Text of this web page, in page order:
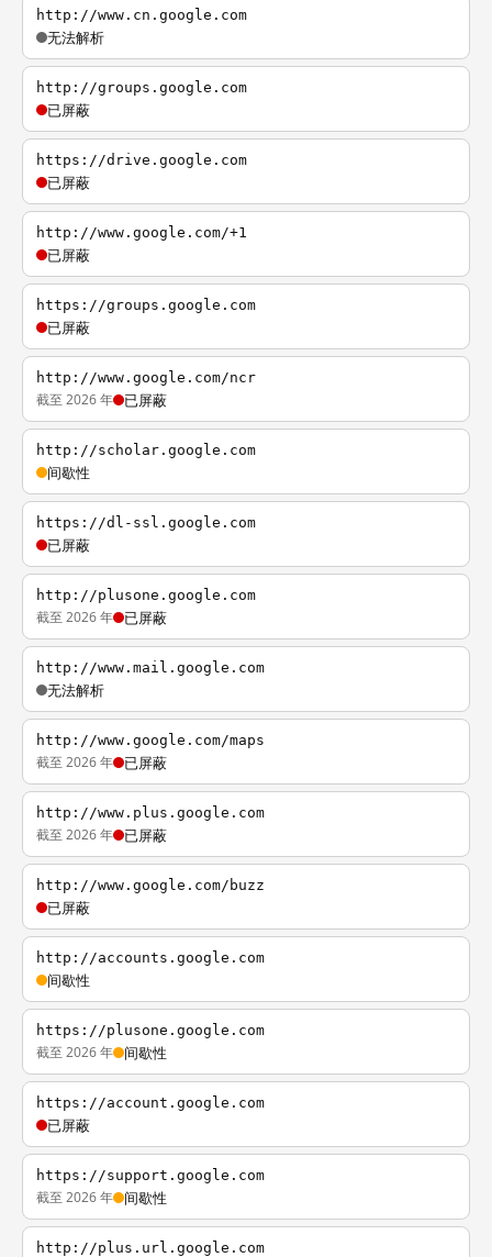
http://www.cn.google.com
无法解析
http://groups.google.com
已屏蔽
https://drive.google.com
已屏蔽
http://www.google.com/+1
已屏蔽
https://groups.google.com
已屏蔽
http://www.google.com/ncr
截至 2026 年 已屏蔽
http://scholar.google.com
间歇性
https://dl-ssl.google.com
已屏蔽
http://plusone.google.com
截至 2026 年 已屏蔽
http://www.mail.google.com
无法解析
http://www.google.com/maps
截至 2026 年 已屏蔽
http://www.plus.google.com
截至 2026 年 已屏蔽
http://www.google.com/buzz
已屏蔽
http://accounts.google.com
间歇性
https://plusone.google.com
截至 2026 年 间歇性
https://account.google.com
已屏蔽
https://support.google.com
截至 2026 年 间歇性
http://plus.url.google.com